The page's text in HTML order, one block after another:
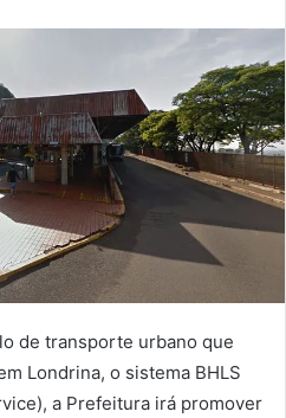
de transporte urbano que
Londrina, o sistema BHLS
a Prefeitura irá promover